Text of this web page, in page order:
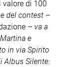
valore di 100
del contest –
– va a
e
in via Spirito
Albus Silente: